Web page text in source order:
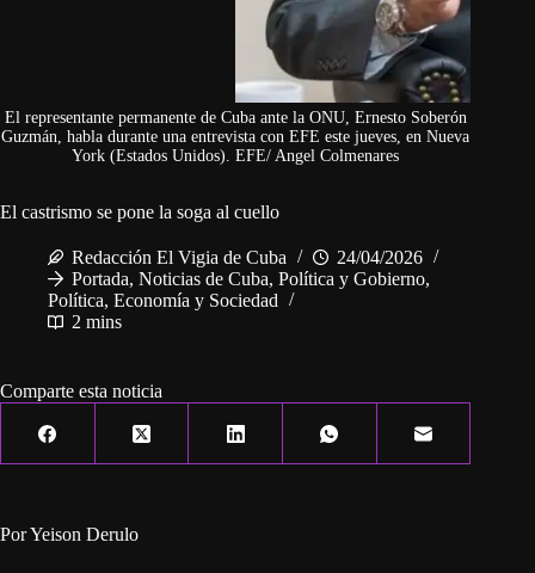
El representante permanente de Cuba ante la ONU, Ernesto Soberón
Guzmán, habla durante una entrevista con EFE este jueves, en Nueva
York (Estados Unidos). EFE/ Angel Colmenares
El castrismo se pone la soga al cuello
Redacción El Vigia de Cuba
24/04/2026
Portada, Noticias de Cuba, Política y Gobierno,
Política, Economía y Sociedad
2 mins
Comparte esta noticia
Por Yeison Derulo